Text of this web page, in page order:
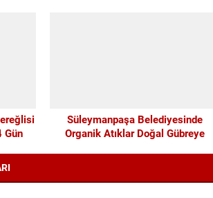
Gün
Süleymanpaşa Belediyesinde
Organik Atıklar Doğal Gübreye